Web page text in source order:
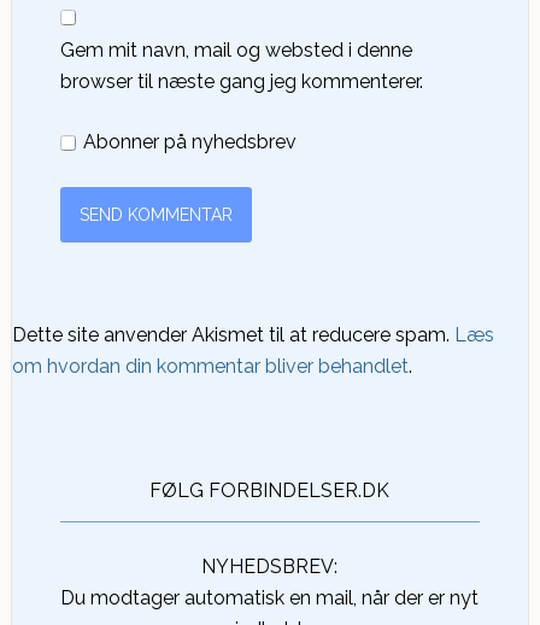
Gem mit navn, mail og websted i denne
browser til næste gang jeg kommenterer.
Abonner på nyhedsbrev
Dette site anvender Akismet til at reducere spam. Læs
om hvordan din kommentar bliver behandlet.
FØLG FORBINDELSER.DK
NYHEDSBREV:
Du modtager automatisk en mail, når der er nyt